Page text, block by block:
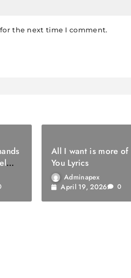
the next time I comment.
All I want is more of
You Lyrics
Adminapex
April 19, 2026
0